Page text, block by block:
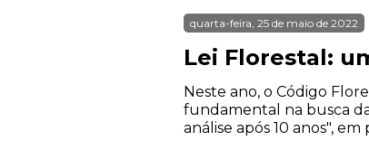
quarta-feira, 25 de maio de 2022
Lei Florestal:
Neste ano, o Código
fundamental na busca
análise após 10 anos",